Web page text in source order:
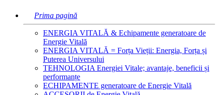
Prima pagină
ENERGIA VITALĂ & Echipamente generatoare de
Energie Vitală
ENERGIA VITALĂ = Forța Vieții: Energia, Forța și
Puterea Universului
TEHNOLOGIA Energiei Vitale; avantaje, beneficii și
performanțe
ECHIPAMENTE generatoare de Energie Vitală